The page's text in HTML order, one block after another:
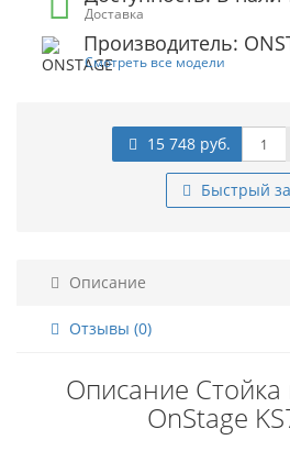
Доставка
Производитель:
Смотреть все модели
15 748 руб.
Быстрый
Описание
Отзывы (0)
Описание
OnStage